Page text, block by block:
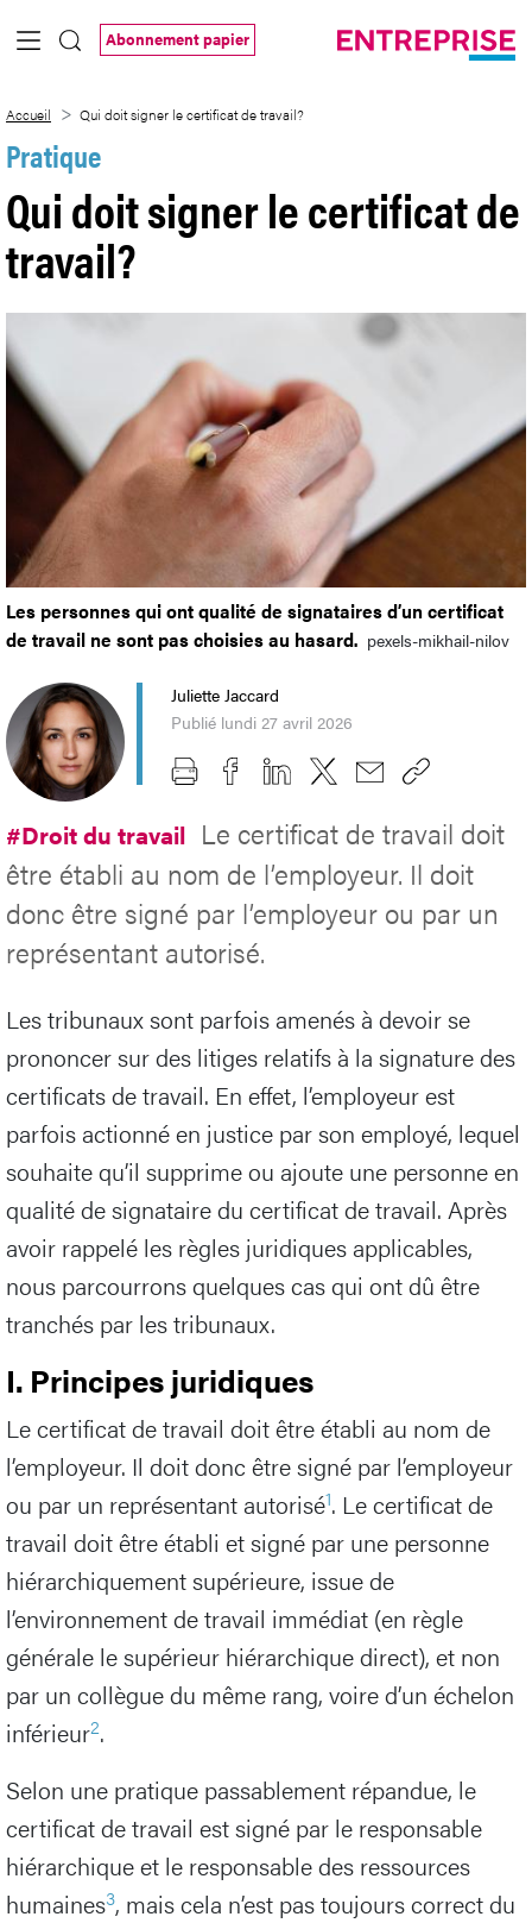
Saut au contenu principal
Abonnement papier
Accueil Qui doit signer le certificat de travail?
Pratique
Qui doit signer le certificat de
travail?
Les personnes qui ont qualité de signataires d’un certificat
de travail ne sont pas choisies au hasard. pexels-mikhail-nilov
Juliette Jaccard
Publié lundi 27 avril 2026
#Droit du travail Le certificat de travail doit
être établi au nom de l’employeur. Il doit
donc être signé par l’employeur ou par un
représentant autorisé.
Les tribunaux sont parfois amenés à devoir se
prononcer sur des litiges relatifs à la signature des
certificats de travail. En effet, l’employeur est
parfois actionné en justice par son employé, lequel
souhaite qu’il supprime ou ajoute une personne en
qualité de signataire du certificat de travail. Après
avoir rappelé les règles juridiques applicables,
nous parcourrons quelques cas qui ont dû être
tranchés par les tribunaux.
I. Principes juridiques
Le certificat de travail doit être établi au nom de
l’employeur. Il doit donc être signé par l’employeur
ou par un représentant autorisé1. Le certificat de
travail doit être établi et signé par une personne
hiérarchiquement supérieure, issue de
l’environnement de travail immédiat (en règle
générale le supérieur hiérarchique direct), et non
par un collègue du même rang, voire d’un échelon
inférieur2.
Selon une pratique passablement répandue, le
certificat de travail est signé par le responsable
hiérarchique et le responsable des ressources
humaines3, mais cela n’est pas toujours correct du